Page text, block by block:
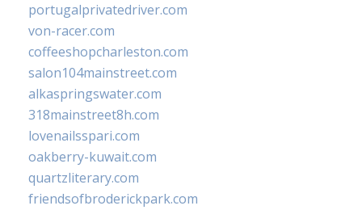
portugalprivatedriver.com
von-racer.com
coffeeshopcharleston.com
salon104mainstreet.com
alkaspringswater.com
318mainstreet8h.com
lovenailsspari.com
oakberry-kuwait.com
quartzliterary.com
friendsofbroderickpark.com